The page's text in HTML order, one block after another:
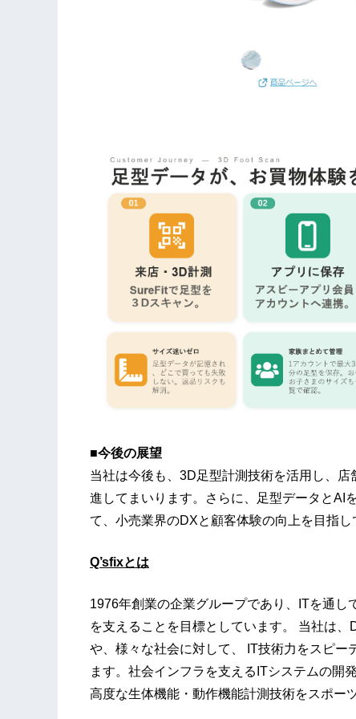
■今後の展望
当社は今後も、3D足型計測技術を活用し、
進してまいります。さらに、足型データとAI
て、小売業界のDXと顧客体験の向上を目指し
Q’sfixとは
1976年創業の企業グループであり、ITを通
を支えることを目標としています。 当社は
や、様々な社会に対して、 IT技術力をスピ
ます。社会インフラを支えるITシステムの開
高度な生体機能・動作機能計測技術をスポー